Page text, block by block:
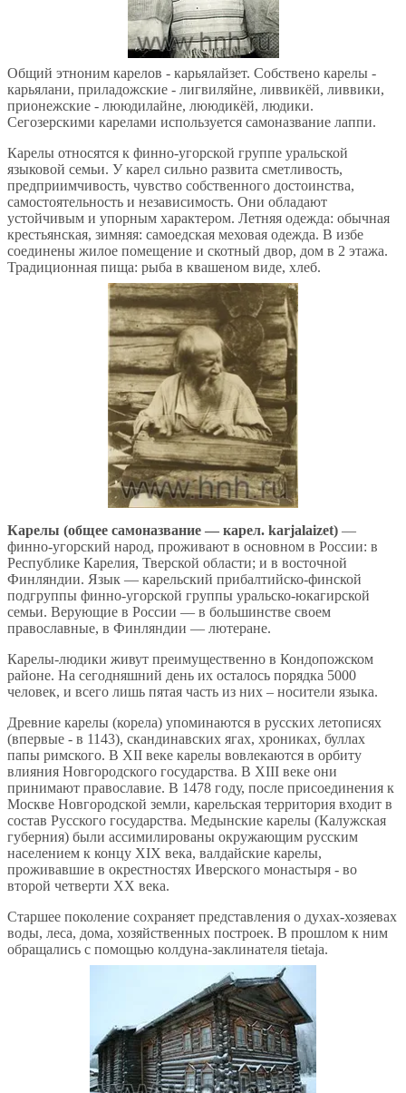
Общий этноним карелов - карьялайзет. Собствено карелы -
карьялани, приладожские - лигвиляйне, ливвикёй, ливвики,
прионежские - лююдилайне, лююдикёй, людики.
Сегозерскими карелами используется самоназвание лаппи.
Карелы относятся к финно-угорской группе уральской
языковой семьи. У карел сильно развита сметливость,
предприимчивость, чувство собственного достоинства,
самостоятельность и независимость. Они обладают
устойчивым и упорным характером. Летняя одежда: обычная
крестьянская, зимняя: самоедская меховая одежда. В избе
соединены жилое помещение и скотный двор, дом в 2 этажа.
Традиционная пища: рыба в квашеном виде, хлеб.
Карелы (общее самоназвание — карел. karjalaizet) —
финно-угорский народ, проживают в основном в России: в
Республике Карелия, Тверской области; и в восточной
Финляндии. Язык — карельский прибалтийско-финской
подгруппы финно-угорской группы уральско-юкагирской
семьи. Верующие в России — в большинстве своем
православные, в Финляндии — лютеране.
Карелы-людики живут преимущественно в Кондопожском
районе. На сегодняшний день их осталось порядка 5000
человек, и всего лишь пятая часть из них – носители языка.
Древние карелы (корела) упоминаются в русских летописях
(впервые - в 1143), скандинавских ягах, хрониках, буллах
папы римского. В XII веке карелы вовлекаются в орбиту
влияния Новгородского государства. В XIII веке они
принимают православие. В 1478 году, после присоединения к
Москве Новгородской земли, карельская территория входит в
состав Русского государства. Медынские карелы (Калужская
губерния) были ассимилированы окружающим русским
населением к концу XIX века, валдайские карелы,
проживавшие в окрестностях Иверского монастыря - во
второй четверти XX века.
Старшее поколение сохраняет представления о духах-хозяевах
воды, леса, дома, хозяйственных построек. В прошлом к ним
обращались с помощью колдуна-заклинателя tietaja.